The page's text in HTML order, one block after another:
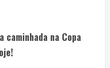
caminhada na Copa